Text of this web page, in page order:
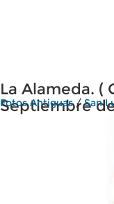
La Alameda. (
Septiembre de
Fotos Antiguas/San